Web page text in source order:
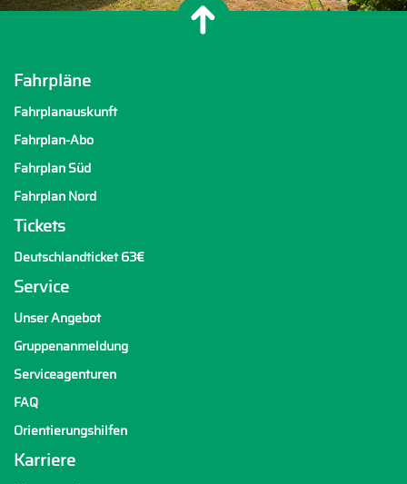
Fahrpläne
Fahrplanauskunft
Fahrplan-Abo
Fahrplan Süd
Fahrplan Nord
Tickets
Deutschlandticket 63€
Service
Unser Angebot
Gruppenanmeldung
Serviceagenturen
FAQ
Orientierungshilfen
Karriere